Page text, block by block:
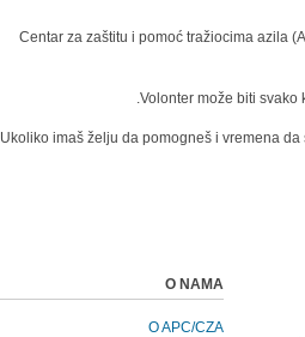
Centar za zaštitu i pomoć tražiocima azila
Volonter može biti
Ukoliko imaš želju da pomogneš i vremena
O NAMA
O APC/CZA